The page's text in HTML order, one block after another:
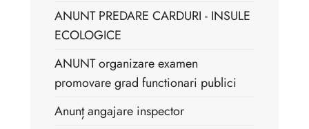
ANUNT PREDARE CARDURI - INSULE
ECOLOGICE
ANUNT organizare examen
promovare grad functionari publici
Anunț angajare inspector